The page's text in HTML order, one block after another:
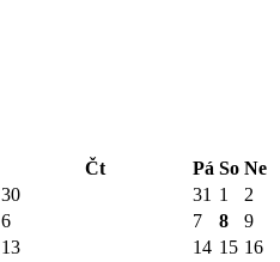
Čt Pá So Ne
30 31 1
2
6 7 8
9
13 14 15 16